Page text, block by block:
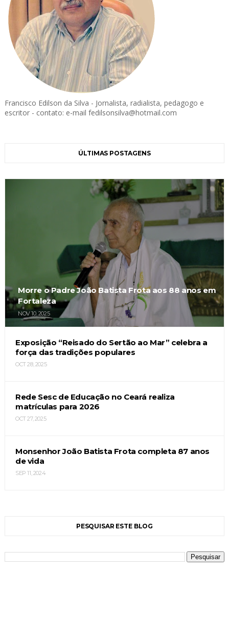
Francisco Edilson da Silva - Jornalista, radialista, pedagogo e
escritor - contato: e-mail fedilsonsilva@hotmail.com
ÚLTIMAS POSTAGENS
Morre o Padre João Batista Frota aos 88 anos em
Fortaleza
NOV 10, 2025
Exposição “Reisado do Sertão ao Mar” celebra a
força das tradições populares
OCT 28, 2025
Rede Sesc de Educação no Ceará realiza
matrículas para 2026
OCT 27, 2025
Monsenhor João Batista Frota completa 87 anos
de vida
SEP 11, 2024
PESQUISAR ESTE BLOG